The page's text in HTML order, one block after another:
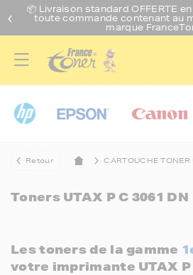
📦 Livraison standard OFFERTE
toute commande contenant au
marque
Retour CARTOUCHE TONER
Toners UTAX P C 3061 DN
Les toners de la gamme
votre imprimante UTAX P